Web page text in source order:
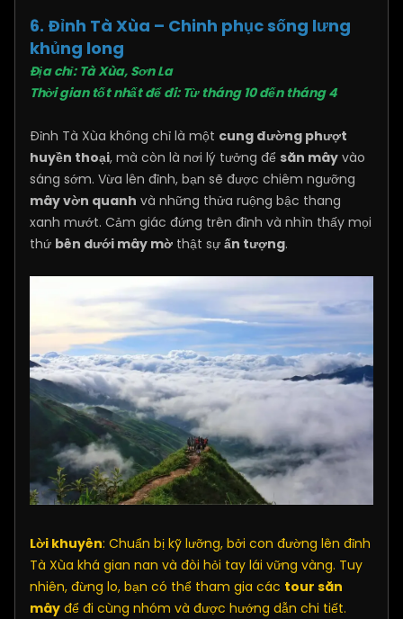
6. Đỉnh Tà Xùa – Chinh phục sống lưng
khủng long
Địa chỉ: Tà Xùa, Sơn La
Thời gian tốt nhất để đi: Từ tháng 10 đến tháng 4
Đỉnh Tà Xùa không chỉ là một cung đường phượt
huyền thoại, mà còn là nơi lý tưởng để săn mây vào
sáng sớm. Vừa lên đỉnh, bạn sẽ được chiêm ngưỡng
mây vờn quanh và những thửa ruộng bậc thang
xanh mướt. Cảm giác đứng trên đỉnh và nhìn thấy mọi
thứ bên dưới mây mờ thật sự ấn tượng.
Lời khuyên: Chuẩn bị kỹ lưỡng, bởi con đường lên đỉnh
Tà Xùa khá gian nan và đòi hỏi tay lái vững vàng. Tuy
nhiên, đừng lo, bạn có thể tham gia các tour săn
mây để đi cùng nhóm và được hướng dẫn chi tiết.